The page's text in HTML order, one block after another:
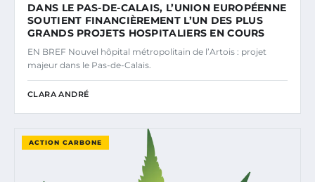
DANS LE PAS-DE-CALAIS, L’UNION EUROPÉENNE
SOUTIENT FINANCIÈREMENT L’UN DES PLUS
GRANDS PROJETS HOSPITALIERS EN COURS
EN BREF Nouvel hôpital métropolitain de l’Artois : projet
majeur dans le Pas-de-Calais.
CLARA ANDRÉ
ACTION CARBONE